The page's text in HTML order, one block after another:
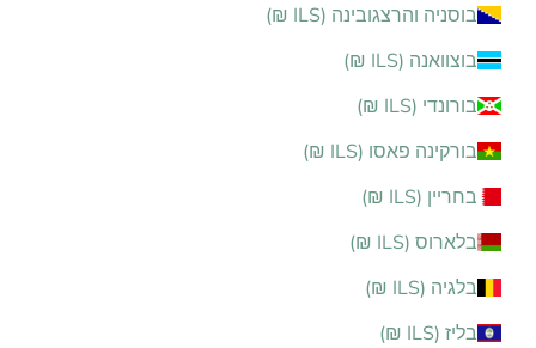
בוסניה והרצגובינה (ILS ₪)
בוצוואנה (ILS ₪)
בורונדי (ILS ₪)
בורקינה פאסו (ILS ₪)
בחריין (ILS ₪)
בלארוס (ILS ₪)
בלגיה (ILS ₪)
בליז (ILS ₪)